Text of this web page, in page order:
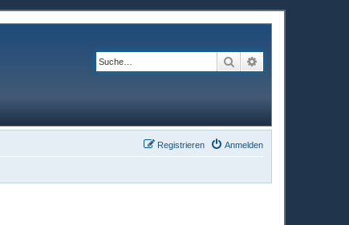
Suche
Anmelden
Registrieren